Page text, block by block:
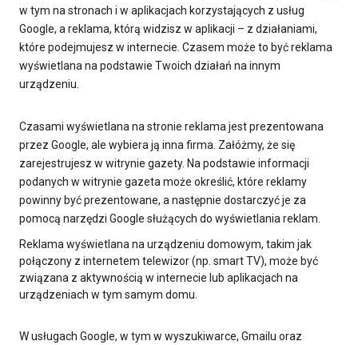
w tym na stronach i w aplikacjach korzystających z usług
Google, a reklama, którą widzisz w aplikacji – z działaniami,
które podejmujesz w internecie. Czasem może to być reklama
wyświetlana na podstawie Twoich działań na innym
urządzeniu.
Czasami wyświetlana na stronie reklama jest prezentowana
przez Google, ale wybiera ją inna firma. Załóżmy, że się
zarejestrujesz w witrynie gazety. Na podstawie informacji
podanych w witrynie gazeta może określić, które reklamy
powinny być prezentowane, a następnie dostarczyć je za
pomocą narzędzi Google służących do wyświetlania reklam.
Reklama wyświetlana na urządzeniu domowym, takim jak
połączony z internetem telewizor (np. smart TV), może być
związana z aktywnością w internecie lub aplikacjach na
urządzeniach w tym samym domu.
W usługach Google, w tym w wyszukiwarce, Gmailu oraz